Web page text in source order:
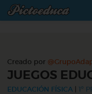
Creado por
JUEGOS
EDUCACIÓN FÍSICA 1º